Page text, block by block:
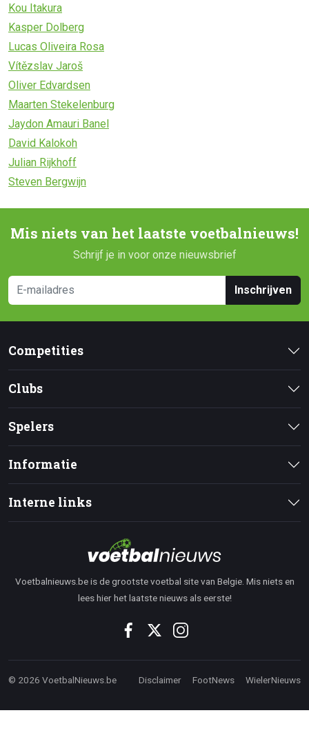
Kou Itakura
Kasper Dolberg
Lucas Oliveira Rosa
Vítězslav Jaroš
Oliver Edvardsen
Maarten Stekelenburg
Jaydon Amauri Banel
David Kalokoh
Julian Rijkhoff
Steven Bergwijn
Mis niets van het laatste voetbalnieuws!
Schrijf je in voor onze nieuwsbrief
Inschrijven
Competities
Clubs
Spelers
Informatie
Interne links
Voetbalnieuws.be is de grootste voetbal site van Belgie. Mis niets en
lees hier het laatste nieuws als eerste!
© 2026 VoetbalNieuws.be Disclaimer FootNews WielerNieuws